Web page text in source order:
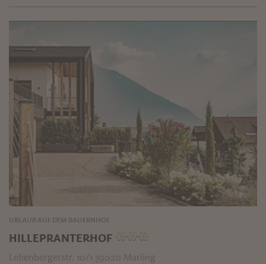
URLAUB AUF DEM BAUERNHOF
HILLEPRANTERHOF
Lebenbergerstr. 10/1 39020 Marling